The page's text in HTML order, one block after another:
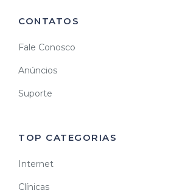
CONTATOS
Fale Conosco
Anúncios
Suporte
TOP CATEGORIAS
Internet
Clínicas